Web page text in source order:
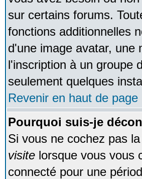
sur certains forums.
fonctions additionnelles
d'une image avatar, une
l'inscription à un groupe
seulement quelques
Revenir en haut de page
Pourquoi suis-je
Si vous ne cochez pas
visite lorsque vous vous
connecté pour une